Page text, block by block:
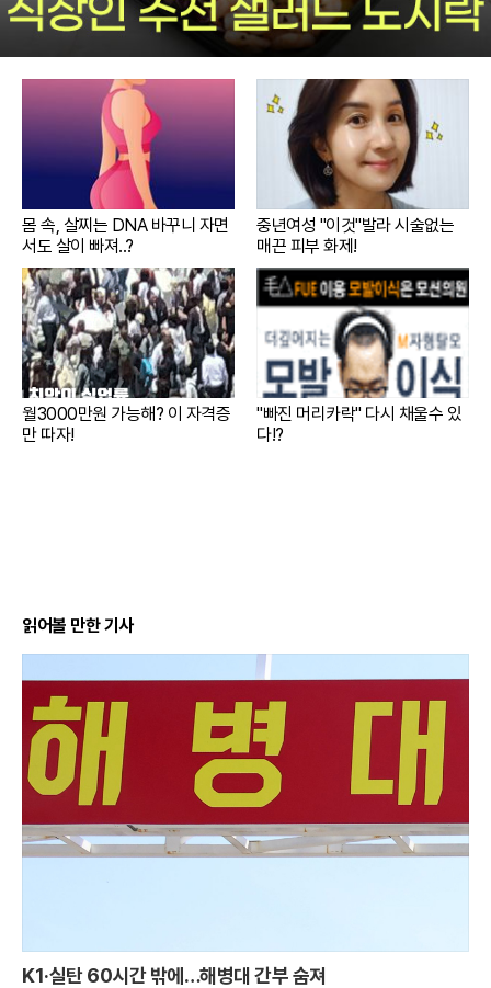
몸 속, 살찌는 DNA 바꾸니 자면
서도 살이 빠져..?
중년여성 "이것"발라 시술없는
매끈 피부 화제!
월3000만원 가능해? 이 자격증
만 따자!
"빠진 머리카락" 다시 채울수 있
다!?
읽어볼 만한 기사
K1·실탄 60시간 밖에…해병대 간부 숨져